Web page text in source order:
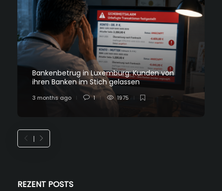
Bankenbetrug in Luxemburg: Kunden von
ihren Banken im Stich gelassen
3 months ago 1 1975
REZENT POSTS